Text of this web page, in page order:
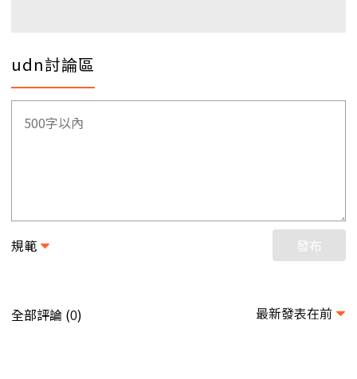
udn討論區
規範 發布
全部評論 (0) 最新發表在前